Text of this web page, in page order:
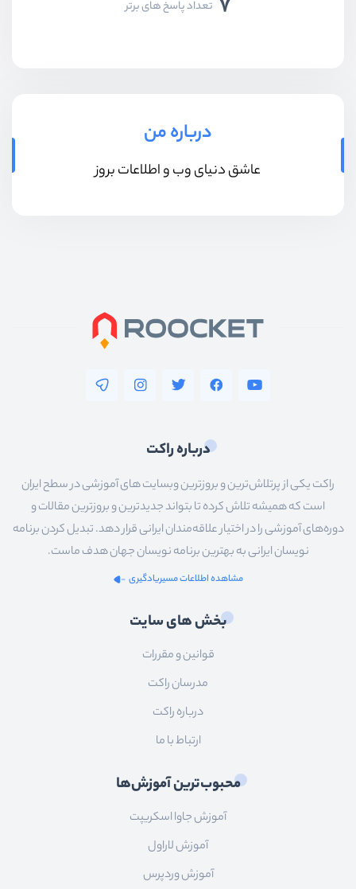
7 تعداد پاسخ های برتر
درباره من
عاشق دنیای وب و اطلاعات بروز
درباره راکت
راکت یکی از پرتلاش‌ترین و بروزترین وبسایت های آموزشی در سطح ایران
است که همیشه تلاش کرده تا بتواند جدیدترین و بروزترین مقالات و
دوره‌های آموزشی را در اختیار علاقه‌مندان ایرانی قرار دهد. تبدیل کردن برنامه
نویسان ایرانی به بهترین برنامه نویسان جهان هدف ماست.
مشاهده اطلاعات مسیریادگیری
بخش های سایت
قوانین و مقررات
مدرسان راکت
درباره راکت
ارتباط با ما
محبوب‌ترین آموزش‌ها
آموزش جاوا اسکریپت
آموزش لاراول
آموزش وردپرس